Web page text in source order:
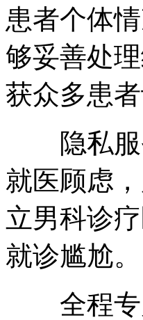
患者个体
够妥善处
获众多患者
隐私服
就医顾虑
立男科诊
就诊尴尬。
全程专